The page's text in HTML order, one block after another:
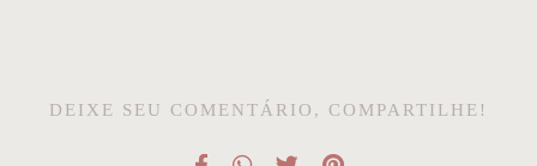
DEIXE SEU COMENTÁRIO, COMPARTILHE!